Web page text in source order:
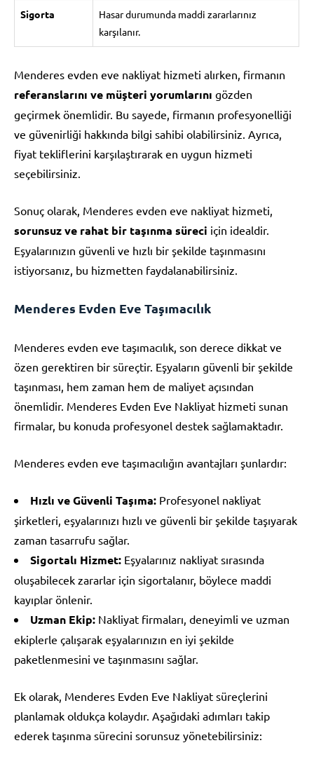
Sigorta
Hasar durumunda maddi zararlarınız
karşılanır.
Menderes evden eve nakliyat hizmeti alırken, firmanın
referanslarını ve müşteri yorumlarını gözden
geçirmek önemlidir. Bu sayede, firmanın profesyonelliği
ve güvenirliği hakkında bilgi sahibi olabilirsiniz. Ayrıca,
fiyat tekliflerini karşılaştırarak en uygun hizmeti
seçebilirsiniz.
Sonuç olarak, Menderes evden eve nakliyat hizmeti,
sorunsuz ve rahat bir taşınma süreci için idealdir.
Eşyalarınızın güvenli ve hızlı bir şekilde taşınmasını
istiyorsanız, bu hizmetten faydalanabilirsiniz.
Menderes Evden Eve Taşımacılık
Menderes evden eve taşımacılık, son derece dikkat ve
özen gerektiren bir süreçtir. Eşyaların güvenli bir şekilde
taşınması, hem zaman hem de maliyet açısından
önemlidir. Menderes Evden Eve Nakliyat hizmeti sunan
firmalar, bu konuda profesyonel destek sağlamaktadır.
Menderes evden eve taşımacılığın avantajları şunlardır:
Hızlı ve Güvenli Taşıma: Profesyonel nakliyat
şirketleri, eşyalarınızı hızlı ve güvenli bir şekilde taşıyarak
zaman tasarrufu sağlar.
Sigortalı Hizmet: Eşyalarınız nakliyat sırasında
oluşabilecek zararlar için sigortalanır, böylece maddi
kayıplar önlenir.
Uzman Ekip: Nakliyat firmaları, deneyimli ve uzman
ekiplerle çalışarak eşyalarınızın en iyi şekilde
paketlenmesini ve taşınmasını sağlar.
Ek olarak, Menderes Evden Eve Nakliyat süreçlerini
planlamak oldukça kolaydır. Aşağıdaki adımları takip
ederek taşınma sürecini sorunsuz yönetebilirsiniz: